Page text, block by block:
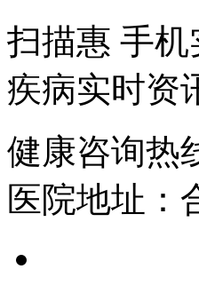
扫描惠 手机
疾病实时资
健康咨询热
医院地址：